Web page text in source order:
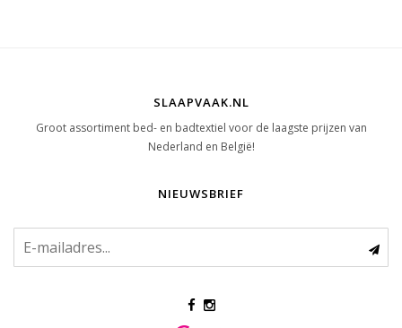
SLAAPVAAK.NL
Groot assortiment bed- en badtextiel voor de laagste prijzen van
Nederland en België!
NIEUWSBRIEF